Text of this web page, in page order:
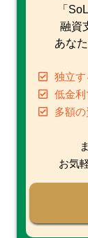
「
融資
あな
独立
低金
多額
お気